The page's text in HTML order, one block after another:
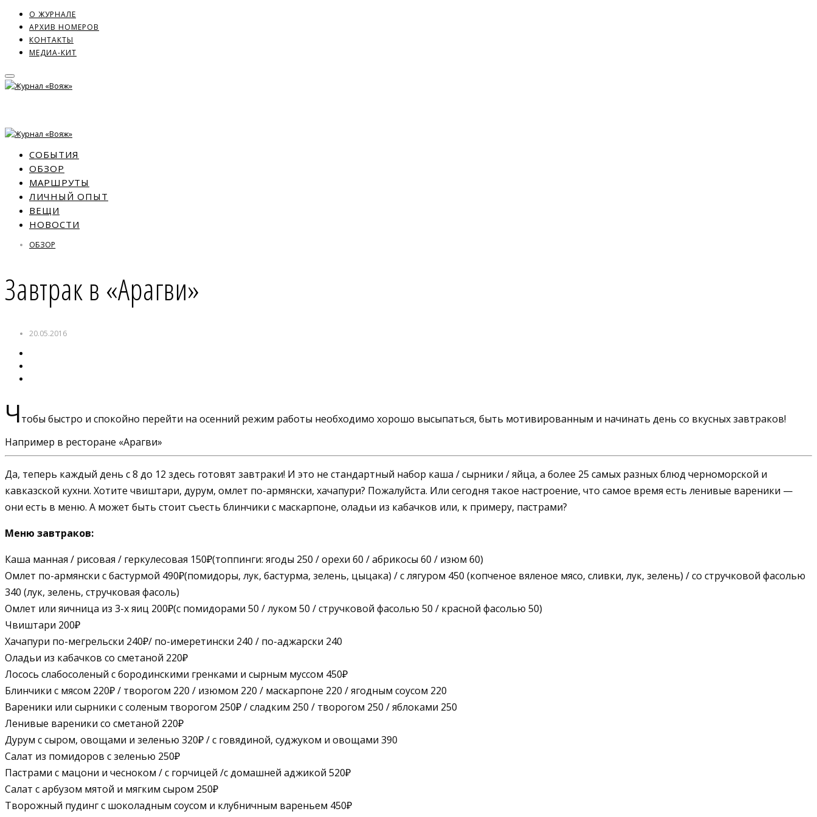
О ЖУРНАЛЕ
АРХИВ НОМЕРОВ
КОНТАКТЫ
МЕДИА-КИТ
СОБЫТИЯ
ОБЗОР
МАРШРУТЫ
ЛИЧНЫЙ ОПЫТ
ВЕЩИ
НОВОСТИ
ОБЗОР
Завтрак в «Арагви»
20.05.2016
Чтобы быстро и спокойно перейти на осенний режим работы необходимо хорошо высыпаться, быть мотивированным и начинать день со вкусных завтраков!
Например в ресторане «Арагви»
Да, теперь каждый день с 8 до 12 здесь готовят завтраки! И это не стандартный набор каша / сырники / яйца, а более 25 самых разных блюд черноморской и
кавказской кухни. Хотите чвиштари, дурум, омлет по-армянски, хачапури? Пожалуйста. Или сегодня такое настроение, что самое время есть ленивые вареники —
они есть в меню. А может быть стоит съесть блинчики с маскарпоне, оладьи из кабачков или, к примеру, пастрами?
Меню завтраков:
Каша манная / рисовая / геркулесовая 150₽(топпинги: ягоды 250 / орехи 60 / абрикосы 60 / изюм 60)
Омлет по-армянски с бастурмой 490₽(помидоры, лук, бастурма, зелень, цыцака) / с лягуром 450 (копченое вяленое мясо, сливки, лук, зелень) / со стручковой фасолью
340 (лук, зелень, стручковая фасоль)
Омлет или яичница из 3-х яиц 200₽(с помидорами 50 / луком 50 / стручковой фасолью 50 / красной фасолью 50)
Чвиштари 200₽
Хачапури по-мегрельски 240₽/ по-имеретински 240 / по-аджарски 240
Оладьи из кабачков со сметаной 220₽
Лосось слабосоленый с бородинскими гренками и сырным муссом 450₽
Блинчики с мясом 220₽ / творогом 220 / изюмом 220 / маскарпоне 220 / ягодным соусом 220
Вареники или сырники с соленым творогом 250₽ / сладким 250 / творогом 250 / яблоками 250
Ленивые вареники со сметаной 220₽
Дурум с сыром, овощами и зеленью 320₽ / с говядиной, суджуком и овощами 390
Cалат из помидоров с зеленью 250₽
Пастрами с мацони и чесноком / с горчицей /с домашней аджикой 520₽
Салат с арбузом мятой и мягким сыром 250₽
Творожный пудинг с шоколадным соусом и клубничным вареньем 450₽